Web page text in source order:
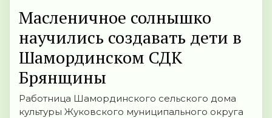
Масленичное солнышко
научились создавать дети в
Шамординском СДК
Брянщины
Работница Шамординского сельского дома
культуры Жуковского муниципального округа